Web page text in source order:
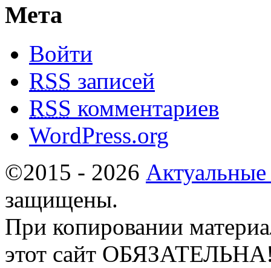
Мета
Войти
RSS записей
RSS комментариев
WordPress.org
©2015 - 2026
защищены.
При копировании
этот сайт